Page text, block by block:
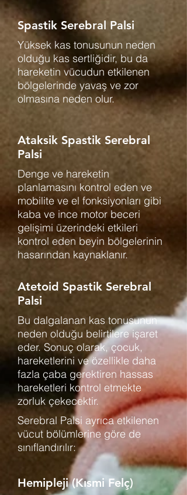
Spastik Serebral Palsi
Yüksek kas tonusunun neden
olduğu kas sertliğidir, bu da
hareketin vücudun etkilenen
bölgelerinde yavaş ve zor
olmasına neden olur.
Ataksik Spastik Serebral
Palsi
Denge ve hareketin
planlamasını kontrol eden ve
mobilite ve el fonksiyonları gibi
kaba ve ince motor beceri
gelişimi üzerindeki etkileri
kontrol eden beyin bölgelerinin
hasarından kaynaklanır.
Atetoid Spastik Serebral
Palsi
Bu dalgalanan kas tonusunun
neden olduğu belirtilere işaret
eder. Sonuç olarak, çocuk,
hareketlerini ve özellikle daha
fazla çaba gerektiren hassas
hareketleri kontrol etmekte
zorluk çekecektir.
Serebral Palsi ayrıca etkilenen
vücut bölümlerine göre de
sınıflandırılır:
Hemipleji (Kısmi Felç)